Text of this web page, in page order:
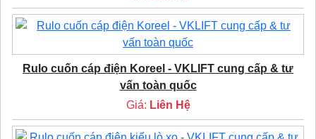
Rulo cuốn cáp điện Koreel - VKLIFT cung cấp & tư
vấn toàn quốc
Giá: Liên Hệ